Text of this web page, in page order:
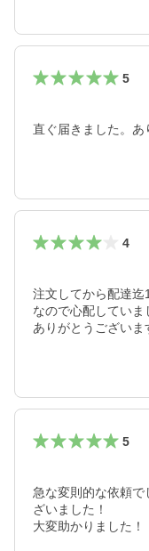
5
直ぐ届きました。あ
4
注文してから配達
なので心配していま
ありがとうございま
5
急な変則的な依頼
ざいました！
大変助かりました！